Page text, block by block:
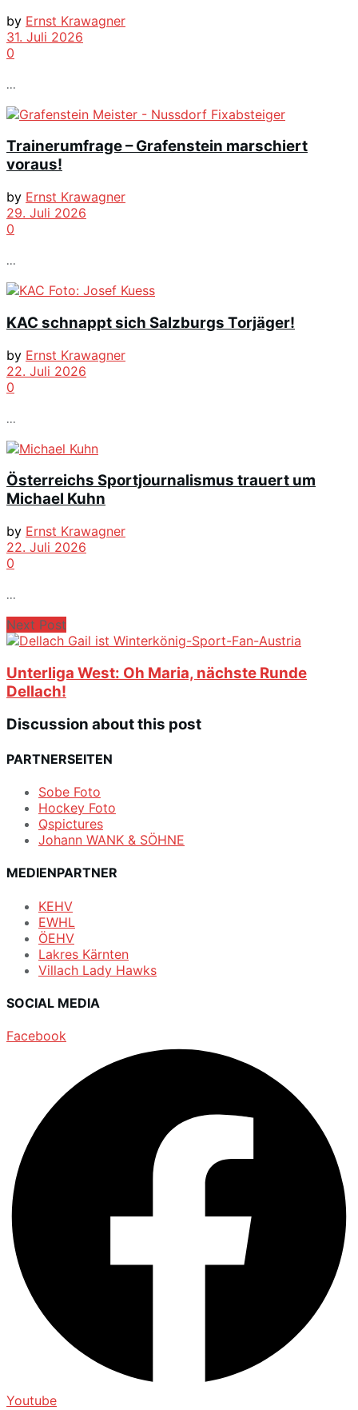
by Ernst Krawagner
31. Juli 2026
0
...
Trainerumfrage – Grafenstein marschiert
voraus!
by Ernst Krawagner
29. Juli 2026
0
...
KAC schnappt sich Salzburgs Torjäger!
by Ernst Krawagner
22. Juli 2026
0
...
Österreichs Sportjournalismus trauert um
Michael Kuhn
by Ernst Krawagner
22. Juli 2026
0
...
Next Post
Unterliga West: Oh Maria, nächste Runde
Dellach!
Discussion about this post
PARTNERSEITEN
Sobe Foto
Hockey Foto
Qspictures
Johann WANK & SÖHNE
MEDIENPARTNER
KEHV
EWHL
ÖEHV
Lakres Kärnten
Villach Lady Hawks
SOCIAL MEDIA
Facebook
Youtube